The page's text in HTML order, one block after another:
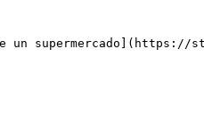
supermercado](https://